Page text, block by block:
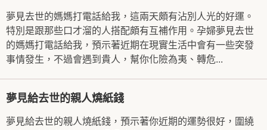
夢見去世的媽媽打電話給我，這兩天頗有沾別人光的好運。
特別是跟那些口才溜的人搭配頗有互補作用。孕婦夢見去世
的媽媽打電話給我，預示著近期在現實生活中會有一些突發
事情發生，不過會遇到貴人，幫你化險為夷、轉危...
夢見給去世的親人燒紙錢
夢見給去世的親人燒紙錢，預示著你近期的運勢很好，圍繞